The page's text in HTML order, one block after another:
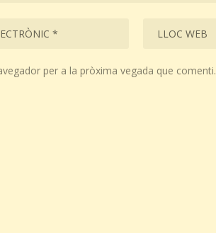
per a la pròxima vegada que comenti.